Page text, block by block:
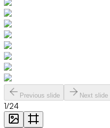
Previous slide Next slide
1/24